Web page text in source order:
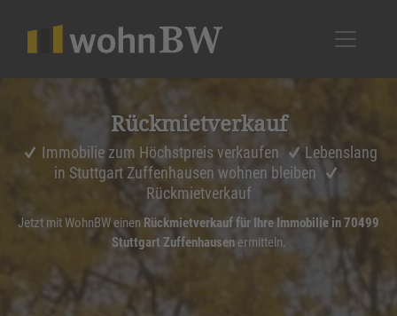
Rückmiet­ver­kauf
Immobilie zum Höchstpreis verkaufen
Lebenslang
in Stuttgart Zuffenhausen wohnen bleiben
Rückmietverkauf
Jetzt mit WohnBW einen Rückmietverkauf für Ihre Immobilie in 70499
Stuttgart Zuffenhausenermitteln.